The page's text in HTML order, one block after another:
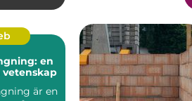
en
vetenskap
är en